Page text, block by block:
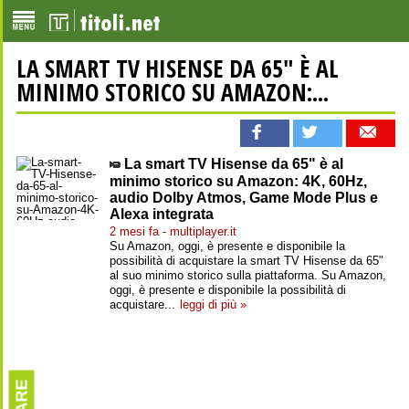
LA SMART TV HISENSE DA 65" È AL
MINIMO STORICO SU AMAZON:...
La smart TV Hisense da 65" è al
minimo storico su Amazon: 4K, 60Hz,
audio Dolby Atmos, Game Mode Plus e
Alexa integrata
2 mesi fa - multiplayer.it
Su Amazon, oggi, è presente e disponibile la
possibilità di acquistare la smart TV Hisense da 65"
al suo minimo storico sulla piattaforma. Su Amazon,
oggi, è presente e disponibile la possibilità di
acquistare... leggi di più »